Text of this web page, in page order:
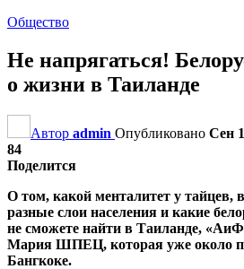
Общество
Не напрягаться!
о жизни в Таиланде
Автор admin Опубликовано Сен
84
Поделится
О том, какой менталитет у тайцев,
разные слои населения и какие
не сможете найти в Таиланде,
Мария ШПЕЦ, которая уже около
Бангкоке.